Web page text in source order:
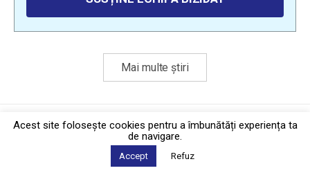
Mai multe știri
Politica de confidențialitate·Contact
2026 © Biziday
Acest site foloseşte cookies pentru a îmbunătăți experiența ta
de navigare.
Accept Refuz